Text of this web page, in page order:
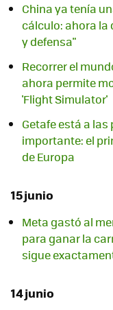
China ya tenía
cálculo: ahora la
y defensa"
Recorrer el
ahora permite
'Flight Simulator'
Getafe está a
importante: el
de Europa
15 junio
Meta gastó al
para ganar la
sigue
14 junio